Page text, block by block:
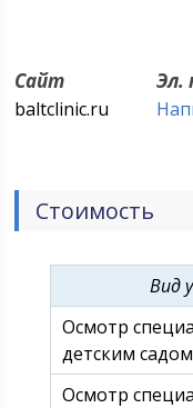
Сайт
baltclinic.ru
Эл.
Стоимость
Вид
Осмотр
детским
Осмотр